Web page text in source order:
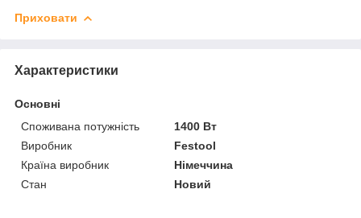
Приховати
Характеристики
Основні
Споживана потужність
1400 Вт
Виробник
Festool
Країна виробник
Німеччина
Стан
Новий